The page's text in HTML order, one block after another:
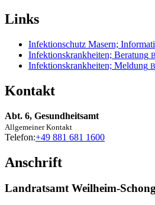
Links
Infektionschutz Masern;
Infektionskrankheiten; Beratung
Infektionskrankheiten; Meldung
Kontakt
Abt. 6, Gesundheitsamt
Allgemeiner Kontakt
Telefon:+49 881 681 1600
Anschrift
Landratsamt Weilheim-